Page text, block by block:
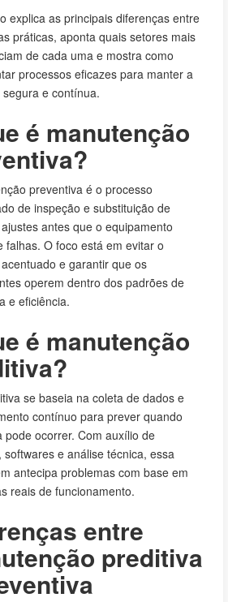
explica as principais diferenças entre
práticas, aponta quais setores mais
de cada uma e mostra como
processos eficazes para manter a
e contínua.
é manutenção
preventiva é o processo
de inspeção e substituição de
antes que o equipamento
falhas. O foco está em evitar o
e garantir que os
operem dentro dos padrões de
e eficiência.
é manutenção
se baseia na coleta de dados e
contínuo para prever quando
pode ocorrer. Com auxílio de
softwares e análise técnica, essa
antecipa problemas com base em
reais de funcionamento.
entre
preditiva